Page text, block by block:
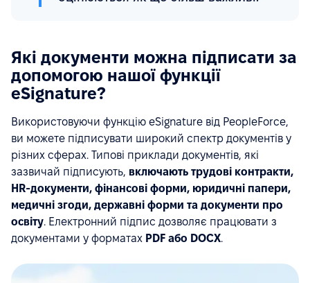
Які документи можна підписати за
допомогою нашої функції
eSignature?
Використовуючи функцію eSignature від PeopleForce,
ви можете підписувати широкий спектр документів у
різних сферах. Типові приклади документів, які
зазвичай підписують, включають трудові контракти,
HR-документи, фінансові форми, юридичні папери,
медичні згоди, державні форми та документи про
освіту. Електронний підпис дозволяє працювати з
документами у форматах PDF або DOCX.